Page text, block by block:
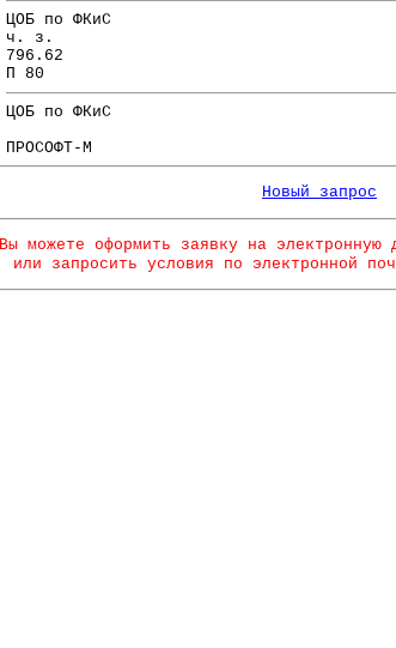
ЦОБ по ФКиС
ч. з.
796.62
П 80
ЦОБ по ФКиС
ПРОСОФТ-М
Новый запрос
Вы можете оформить заявку на электронную
или запросить условия по электронной